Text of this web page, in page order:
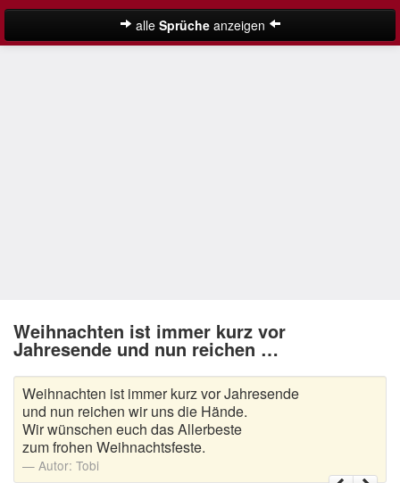
alle Sprücheanzeigen
Nikolaus Sprüche
Schöne Weihnachtssprüche
Weihnachtsgedichte
Weihnachtsgrüße
Weihnachtssprüche für Karten
Weihnachten ist immer kurz vor
Jahresende und nun reichen …
Weihnachten ist immer kurz vor Jahresende
und nun reichen wir uns die Hände.
Wir wünschen euch das Allerbeste
zum frohen Weihnachtsfeste.
Autor: Tobi